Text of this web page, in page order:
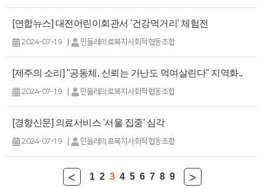
[연합뉴스] 대전어린이회관서 '건강먹거리' 체험전
2024-07-19 | 민들레의료복지사회적협동조합
[제주의 소리] "공동체, 신뢰는 가난도 먹여살린다" 지역화..
2024-07-19 | 민들레의료복지사회적협동조합
[경향신문] 의료서비스 '서울 집중' 심각
2024-07-19 | 민들레의료복지사회적협동조합
< 1 2 3 4 5 6 7 8 9 >